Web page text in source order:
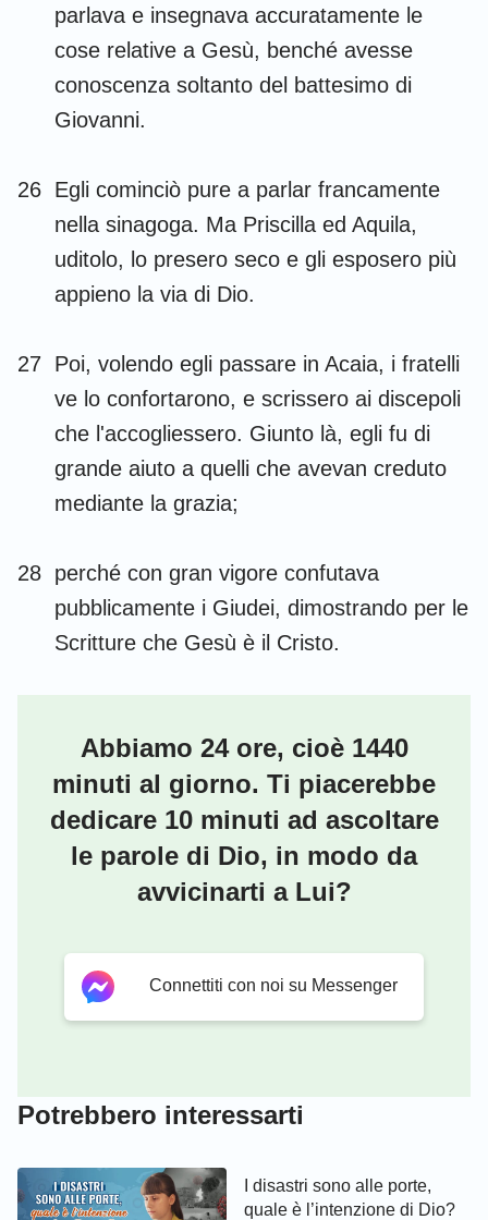
parlava e insegnava accuratamente le
cose relative a Gesù, benché avesse
conoscenza soltanto del battesimo di
Giovanni.
26 Egli cominciò pure a parlar francamente
nella sinagoga. Ma Priscilla ed Aquila,
uditolo, lo presero seco e gli esposero più
appieno la via di Dio.
27 Poi, volendo egli passare in Acaia, i fratelli
ve lo confortarono, e scrissero ai discepoli
che l'accogliessero. Giunto là, egli fu di
grande aiuto a quelli che avevan creduto
mediante la grazia;
28 perché con gran vigore confutava
pubblicamente i Giudei, dimostrando per le
Scritture che Gesù è il Cristo.
Abbiamo 24 ore, cioè 1440
minuti al giorno. Ti piacerebbe
dedicare 10 minuti ad ascoltare
le parole di Dio, in modo da
avvicinarti a Lui?
Connettiti con noi su Messenger
Potrebbero interessarti
I disastri sono alle porte,
quale è l’intenzione di Dio?